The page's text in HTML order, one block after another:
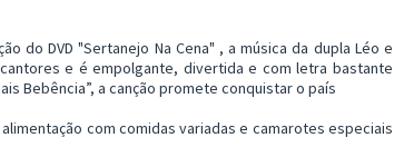
do DVD "Sertanejo Na Cena" , a música da dupla Léo e
e é empolgante, divertida e com letra bastante
Bebência”, a canção promete conquistar o país
com comidas variadas e camarotes especiais